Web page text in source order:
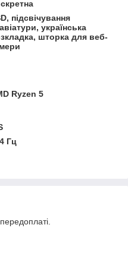
підсвічування
українська
шторка для веб-
Ryzen 5
Гц